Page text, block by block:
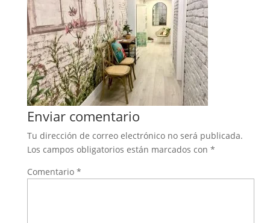
Enviar comentario
Tu dirección de correo electrónico no será publicada.
Los campos obligatorios están marcados con *
Comentario *